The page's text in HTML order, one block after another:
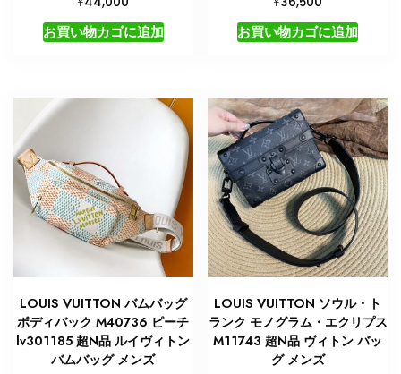
お買い物カゴに追加 お買い物カゴに追加
LOUIS VUITTON バムバッグ
ボディバック M40736 ピーチ
lv301185 超N品 ルイヴィトン
バムバッグ メンズ
LOUIS VUITTON ソウル・ト
ランク モノグラム・エクリプス
M11743 超N品 ヴィトン バッ
グ メンズ